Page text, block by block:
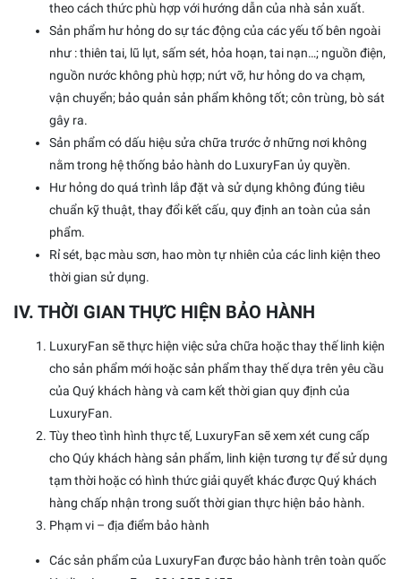
theo cách thức phù hợp với hướng dẫn của nhà sản xuất.
Sản phẩm hư hỏng do sự tác động của các yếu tố bên ngoài
như : thiên tai, lũ lụt, sấm sét, hỏa hoạn, tai nạn…; nguồn điện,
nguồn nước không phù hợp; nứt vỡ, hư hỏng do va chạm,
vận chuyển; bảo quản sản phẩm không tốt; côn trùng, bò sát
gây ra.
Sản phẩm có dấu hiệu sửa chữa trước ở những nơi không
nằm trong hệ thống bảo hành do LuxuryFan ủy quyền.
Hư hỏng do quá trình lắp đặt và sử dụng không đúng tiêu
chuẩn kỹ thuật, thay đổi kết cấu, quy định an toàn của sản
phẩm.
Rỉ sét, bạc màu sơn, hao mòn tự nhiên của các linh kiện theo
thời gian sử dụng.
IV. THỜI GIAN THỰC HIỆN BẢO HÀNH
LuxuryFan sẽ thực hiện việc sửa chữa hoặc thay thế linh kiện
cho sản phẩm mới hoặc sản phẩm thay thế dựa trên yêu cầu
của Quý khách hàng và cam kết thời gian quy định của
LuxuryFan.
Tùy theo tình hình thực tế, LuxuryFan sẽ xem xét cung cấp
cho Qúy khách hàng sản phẩm, linh kiện tương tự để sử dụng
tạm thời hoặc có hình thức giải quyết khác được Quý khách
hàng chấp nhận trong suốt thời gian thực hiện bảo hành.
Phạm vi – địa điểm bảo hành
Các sản phẩm của LuxuryFan được bảo hành trên toàn quốc